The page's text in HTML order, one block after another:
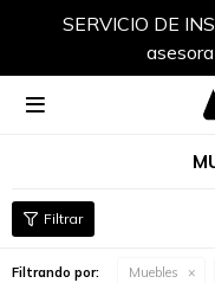
SERVICIO DE

Filtrando por: Muebles